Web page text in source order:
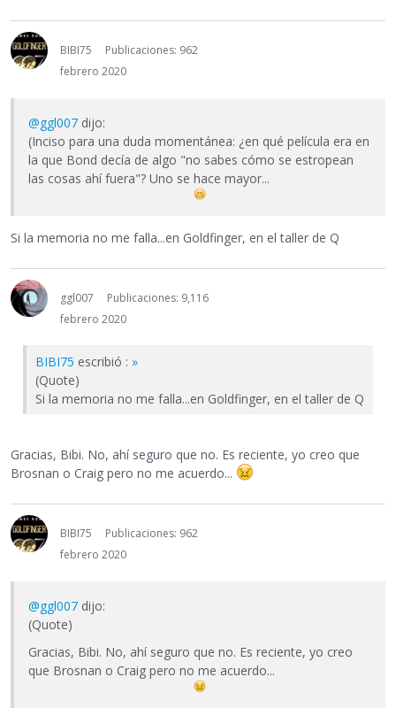
BIBI75
Publicaciones: 962
febrero 2020
@ggl007 dijo:
(Inciso para una duda momentánea: ¿en qué película era en
la que Bond decía de algo "no sabes cómo se estropean
las cosas ahí fuera"? Uno se hace mayor...
Si la memoria no me falla...en Goldfinger, en el taller de Q
ggl007
Publicaciones: 9,116
febrero 2020
BIBI75 escribió : »
(Quote)
Si la memoria no me falla...en Goldfinger, en el taller de Q
Gracias, Bibi. No, ahí seguro que no. Es reciente, yo creo que
Brosnan o Craig pero no me acuerdo...
BIBI75
Publicaciones: 962
febrero 2020
@ggl007 dijo:
(Quote)
Gracias, Bibi. No, ahí seguro que no. Es reciente, yo creo
que Brosnan o Craig pero no me acuerdo...